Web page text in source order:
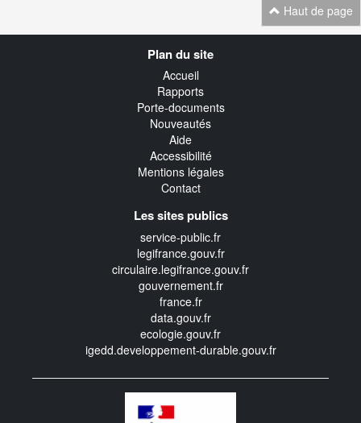
Haut de page
Plan du site
Accueil
Rapports
Porte-documents
Nouveautés
Aide
Accessibilité
Mentions légales
Contact
Les sites publics
service-public.fr
legifrance.gouv.fr
circulaire.legifrance.gouv.fr
gouvernement.fr
france.fr
data.gouv.fr
ecologie.gouv.fr
igedd.developpement-durable.gouv.fr